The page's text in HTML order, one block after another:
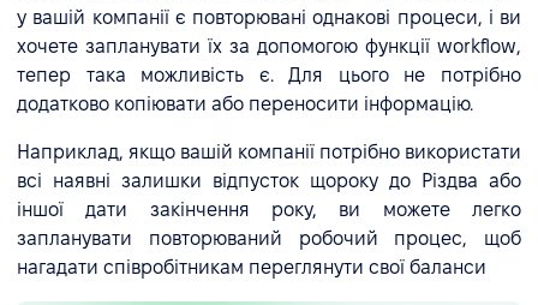
у вашій компанії є повторювані однакові процеси, і ви
хочете запланувати їх за допомогою функції workflow,
тепер така можливість є. Для цього не потрібно
додатково копіювати або переносити інформацію.
Наприклад, якщо вашій компанії потрібно використати
всі наявні залишки відпусток щороку до Різдва або
іншої дати закінчення року, ви можете легко
запланувати повторюваний робочий процес, щоб
нагадати співробітникам переглянути свої баланси